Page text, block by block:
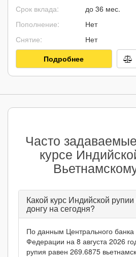
Срок вклада:
Пополнение:
Снятие:
до 36 мес.
Нет
Нет
Подробнее
Часто
курсе
Какой курс Индийской
донгу на сегодня?
По данным Центрального банка
Федерации на 8 августа 2026
рупия равен 269.6875